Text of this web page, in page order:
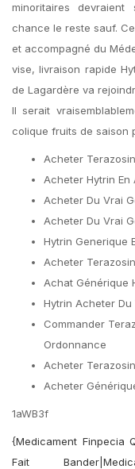
minoritaires
chance le reste sauf.
et accompagné du
vise, livraison rapide
de Lagardère va
Il serait
colique fruits de saison
Acheter
Acheter Hytrin En
Acheter Du Vrai
Acheter Du Vrai
Hytrin Generique
Acheter
Achat Générique
Hytrin Acheter Du
Commander
Ordonnance
Acheter
Acheter
1aWB3f
{Medicament Finpecia
Fait